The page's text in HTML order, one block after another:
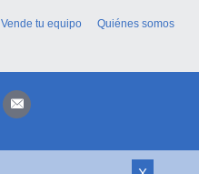
Vende tu equipo
Quiénes somos